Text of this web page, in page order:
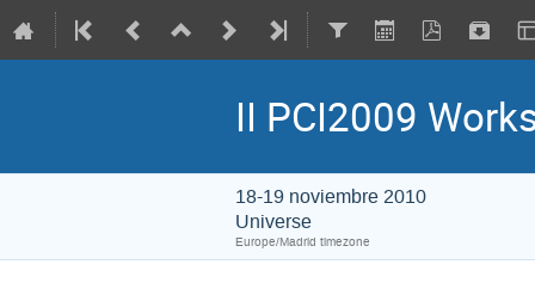
II PCI2009
18-19 noviembre 2010
Universe
Europe/Madrid timezone